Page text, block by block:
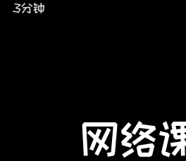
3分钟
网络